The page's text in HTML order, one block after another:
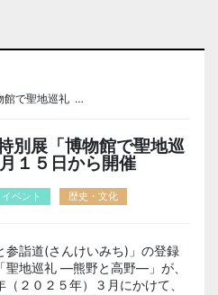
館で聖地巡礼 …
別展「博物館で聖地巡
１５日から開催
イベント 歴史・文化
参詣道(さんけいみち)」の登録
聖地巡礼 ―熊野と高野―」が、
２０２５年）３月にかけて、